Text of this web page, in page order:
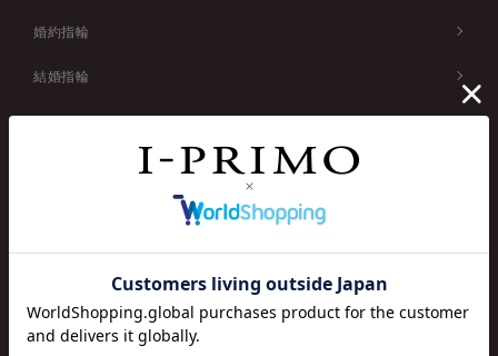
婚約指輪
結婚指輪
アニバーサリージュエリー
ベビーリング
ブレスレット